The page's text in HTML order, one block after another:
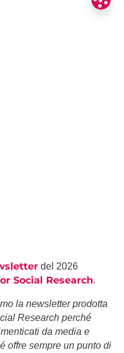
del 2026
Social Research.
la newsletter prodotta
Research perché
da media e
offre sempre un punto di